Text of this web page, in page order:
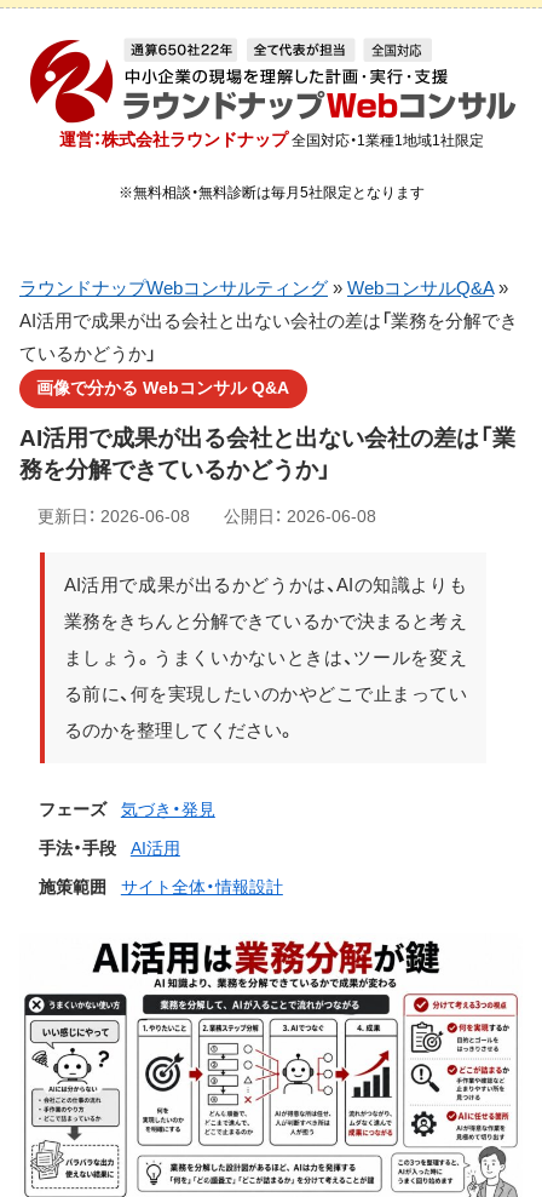
運営：株式会社ラウンドナップ 全国対応・1業種1地域1社限定
※無料相談・無料診断は毎月5社限定となります
ラウンドナップWebコンサルティング » WebコンサルQ&A»
AI活用で成果が出る会社と出ない会社の差は「業務を分解でき
ているかどうか」
画像で分かる Webコンサル Q&A
AI活用で成果が出る会社と出ない会社の差は「業
務を分解できているかどうか」
更新日： 2026-06-08 公開日： 2026-06-08
AI活用で成果が出るかどうかは、AIの知識よりも
業務をきちんと分解できているかで決まると考え
ましょう。うまくいかないときは、ツールを変え
る前に、何を実現したいのかやどこで止まってい
るのかを整理してください。
フェーズ
気づき・発見
手法・手段
AI活用
施策範囲
サイト全体・情報設計